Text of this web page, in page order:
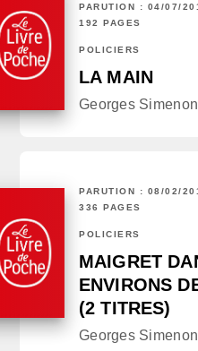
PARUTION : 04/07/
192 PAGES
POLICIERS
LA MAIN
Georges Simenon
PARUTION : 08/02/
336 PAGES
POLICIERS
MAIGRET
ENVIRONS
(2 TITRES)
Georges Simenon